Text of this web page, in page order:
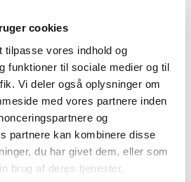
cookies
tilpasse vores indhold og
funktioner til sociale medier og til
Vi deler også oplysninger om
med vores partnere inden
og
partnere kan kombinere disse
du har givet dem, eller som
brug af deres tjenester.
vi et udvalg af nyere
fører os vidt omkring i tid og
tirsdag i måneden fra kl. 10-
sommerpause i juli